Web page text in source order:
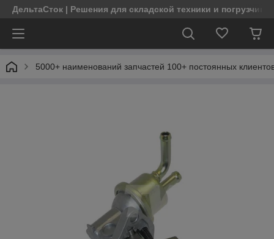
ДельтаСток | Решения для складской техники и
5000+ наименований запчастей 100+ постоянных